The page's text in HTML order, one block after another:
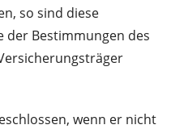
so sind diese
der Bestimmungen des
wenn er nicht